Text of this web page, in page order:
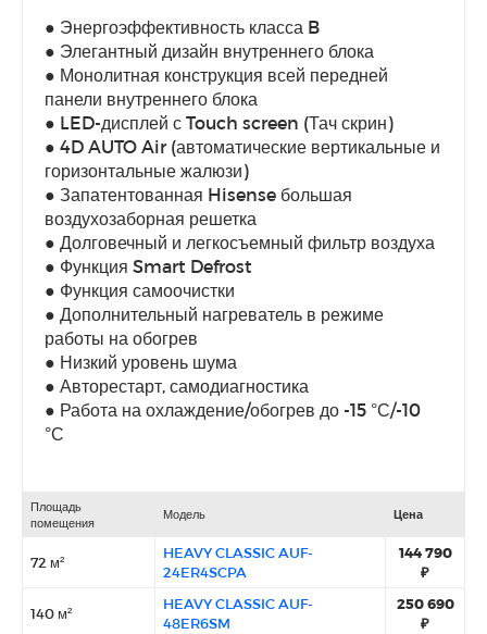
● Энергоэффективность класса B
● Элегантный дизайн внутреннего блока
● Монолитная конструкция всей передней
панели внутреннего блока
● LED-дисплей с Touch screen (Тач скрин)
● 4D AUTO Air (автоматические вертикальные и
горизонтальные жалюзи)
● Запатентованная Hisense большая
воздухозаборная решетка
● Долговечный и легкосъемный фильтр воздуха
● Функция Smart Defrost
● Функция самоочистки
● Дополнительный нагреватель в режиме
работы на обогрев
● Низкий уровень шума
● Авторестарт, самодиагностика
● Работа на охлаждение/обогрев до -15 °С/-10
°С
Площадь
помещения
Модель Цена
72 м²
HEAVY CLASSIC AUF-
24ER4SCPA
144 790
₽
140 м²
HEAVY CLASSIC AUF-
48ER6SM
250 690
₽